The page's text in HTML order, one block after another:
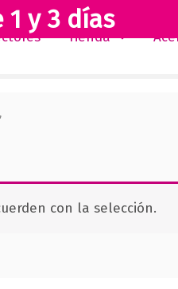
y 3 días
Tienda
con la selección.